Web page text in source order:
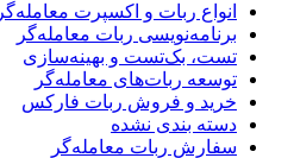
انواع ربات و اکسپرت معامله‌گر
برنامه‌نویسی ربات معامله‌گر
تست، بک‌تست و بهینه‌سازی
توسعه ربات‌های معامله‌گر
خرید و فروش ربات فارکس
دسته بندی نشده
سفارش ربات معامله‌گر